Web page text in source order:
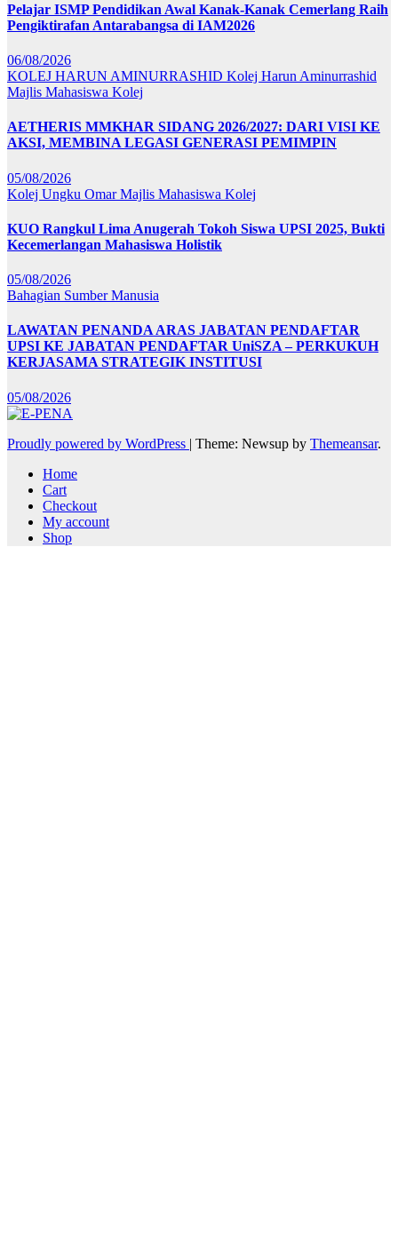
Pelajar ISMP Pendidikan Awal Kanak-Kanak Cemerlang Raih
Pengiktirafan Antarabangsa di IAM2026
06/08/2026
KOLEJ HARUN AMINURRASHID Kolej Harun Aminurrashid
Majlis Mahasiswa Kolej
AETHERIS MMKHAR SIDANG 2026/2027: DARI VISI KE
AKSI, MEMBINA LEGASI GENERASI PEMIMPIN
05/08/2026
Kolej Ungku OmarMajlis Mahasiswa Kolej
KUO Rangkul Lima Anugerah Tokoh Siswa UPSI 2025, Bukti
Kecemerlangan Mahasiswa Holistik
05/08/2026
Bahagian Sumber Manusia
LAWATAN PENANDA ARAS JABATAN PENDAFTAR
UPSI KE JABATAN PENDAFTAR UniSZA – PERKUKUH
KERJASAMA STRATEGIK INSTITUSI
05/08/2026
Proudly powered by WordPress | Theme: Newsup by Themeansar.
Home
Cart
Checkout
My account
Shop